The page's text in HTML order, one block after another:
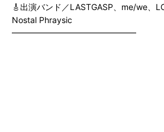
🎸出演バンド／LASTGASP、me/we、
Nostal Phraysic
━━━━━━━━━━━━━━━